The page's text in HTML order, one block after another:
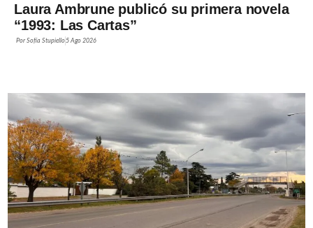
Laura Ambrune publicó su primera novela
“1993: Las Cartas”
PorSofía Stupiello 5 Ago 2026